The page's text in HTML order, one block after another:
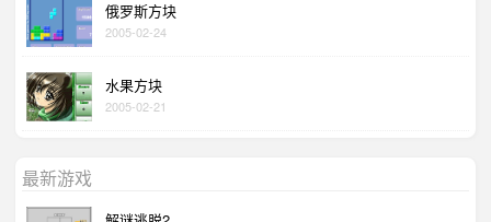
俄罗斯方块
2005-02-24
水果方块
2005-02-21
最新游戏